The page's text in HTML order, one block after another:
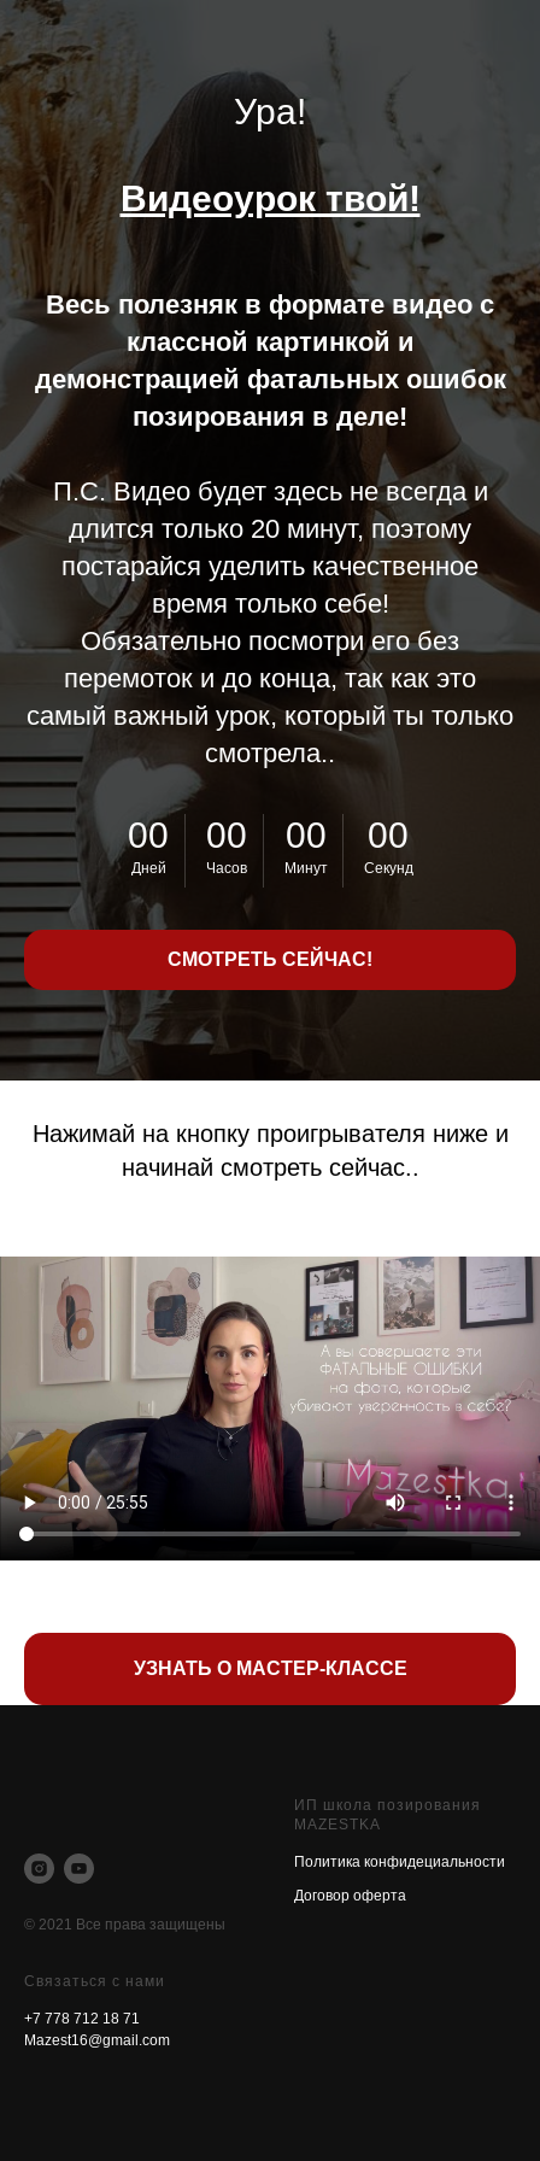
Ура!
Видеоурок твой!
Весь полезняк в формате видео с
классной картинкой и
демонстрацией фатальных ошибок
позирования в деле!
П.С. Видео будет здесь не всегда и
длится только 20 минут, поэтому
постарайся уделить качественное
время только себе!
Обязательно посмотри его без
перемоток и до конца, так как это
самый важный урок, который ты только
смотрела..
00
Дней
00
Часов
00
Минут
00
Секунд
СМОТРЕТЬ СЕЙЧАС!
Нажимай на кнопку проигрывателя ниже и
начинай смотреть сейчас..
УЗНАТЬ О МАСТЕР-КЛАССЕ
© 2021 Все права защищены
ИП школа позирования
MAZESTKA
Политика конфидециальности
Договор оферта
Связаться с нами
+7 778 712 18 71
Mazest16@gmail.com